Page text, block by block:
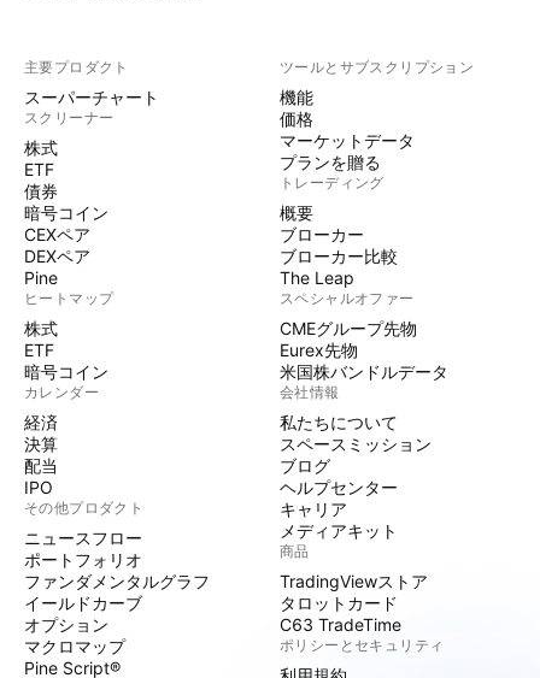
主要プロダクト
スーパーチャート
スクリーナー
株式
ETF
債券
暗号コイン
CEXペア
DEXペア
Pine
ヒートマップ
株式
ETF
暗号コイン
カレンダー
経済
決算
配当
IPO
その他プロダクト
ニュースフロー
ポートフォリオ
ファンダメンタルグラフ
イールドカーブ
オプション
マクロマップ
Pine Script®
ツールとサブスクリプション
機能
価格
マーケットデータ
プランを贈る
トレーディング
概要
ブローカー
ブローカー比較
The Leap
スペシャルオファー
CMEグループ先物
Eurex先物
米国株バンドルデータ
会社情報
私たちについて
スペースミッション
ブログ
ヘルプセンター
キャリア
メディアキット
商品
TradingViewストア
タロットカード
C63 TradeTime
ポリシーとセキュリティ